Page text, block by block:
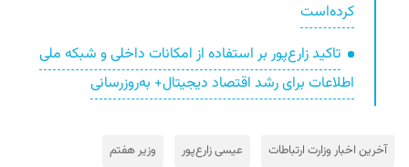
کرده‌است
تاکید زارع‌پور بر استفاده از امکانات داخلی و شبکه ملی
اطلاعات برای رشد اقتصاد دیجیتال+ به‌روزرسانی
آخرین اخبار وزارت ارتباطات عیسی زارع‌پور وزیر هفتم